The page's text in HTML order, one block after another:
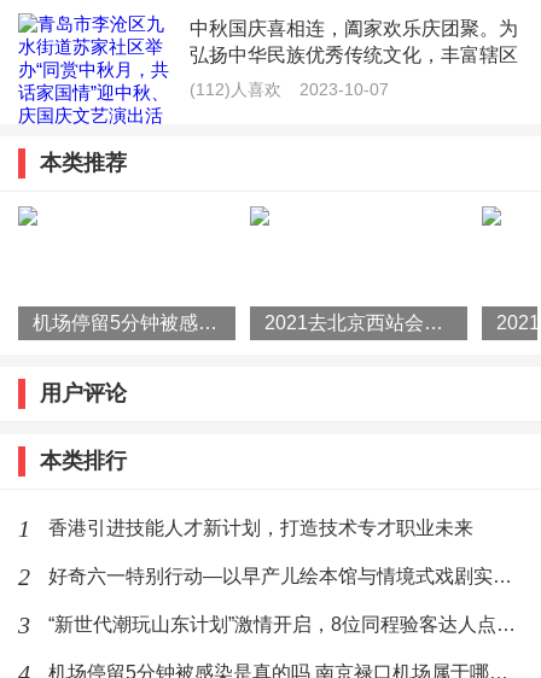
师将四年的嘱托凝练成一段合诵——
愿你们，赓续热爱，即使面对挫折；
山海有归期，青春永不散场，母校永远是你们最温暖的
鄭
中秋国庆喜相连，阖家欢乐庆团聚。为
弘扬中华民族优秀传统文化，丰富辖区
居民的精神文化生活，营造热烈喜庆、
(112)人喜欢 2023-10-07
本类推荐
机场停留5分钟被感染是真的吗 南京禄口机场属于哪里管辖的 2021去北京西站会被隔离吗 8月北京会全员核酸检查吗
用户评论
本类排行
1 香港引进技能人才新计划，打造技术专才职业未来
2 好奇六一特别行动—以早产儿绘本馆与情境式戏剧实践科学新生呵护
3 “新世代潮玩山东计划”激情开启，8位同程验客达人点赞好客山东
机场停留5分钟被感染是真的吗 南京禄口机场属于哪里管辖的